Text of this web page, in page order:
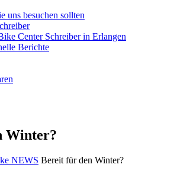
uns besuchen sollten
Center Schreiber in Erlangen
Berichte
Winter?
NEWS Bereit für den Winter?